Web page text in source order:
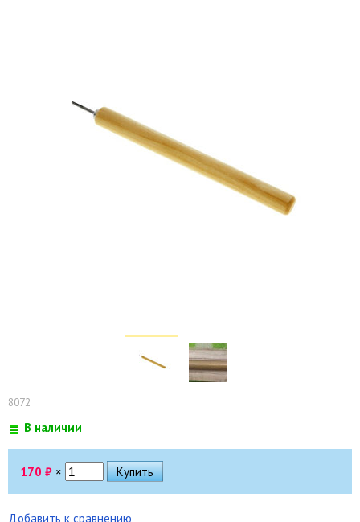
8072
В наличии
170 ₽ ×
Добавить к сравнению